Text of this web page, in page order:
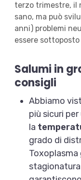
terzo trimestre, il
sano, ma può
anni) problemi
essere
Salumi in
consigli
Abbiamo
più sicuri
la
grado di
Toxoplasma